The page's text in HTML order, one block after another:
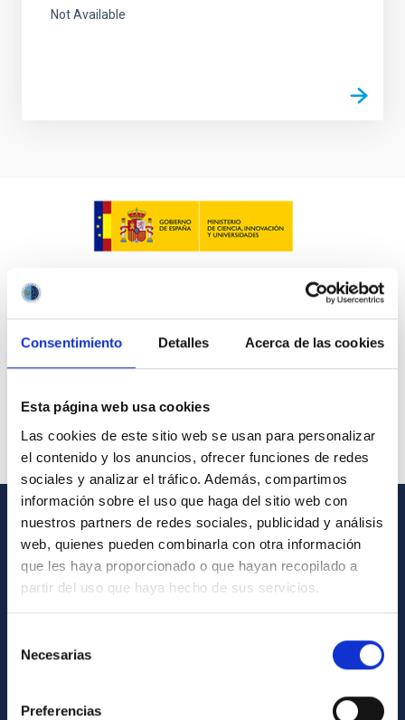
Consentimiento Detalles Acerca de las cookies
Esta página web usa cookies
Las cookies de este sitio web se usan para personalizar
el contenido y los anuncios, ofrecer funciones de redes
sociales y analizar el tráfico. Además, compartimos
información sobre el uso que haga del sitio web con
nuestros partners de redes sociales, publicidad y análisis
web, quienes pueden combinarla con otra información
que les haya proporcionado o que hayan recopilado a
partir del uso que haya hecho de sus servicios.
Necesarias
Preferencias
Not Available
INFORMACIÓN GENERAL
Contacto